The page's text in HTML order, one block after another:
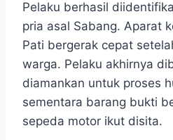
Pelaku berhasil
pria asal Sabang. Aparat
Pati bergerak cepat
warga. Pelaku akhirnya
diamankan untuk proses
sementara barang bukti
sepeda motor ikut disita.